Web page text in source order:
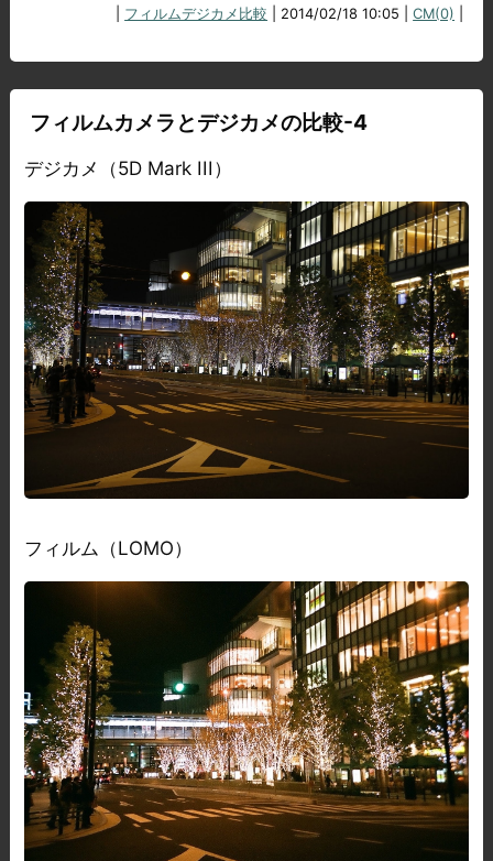
フィルムデジカメ比較 | 2014/02/18 10:05 |CM(0)
フィルムカメラとデジカメの比較-4
デジカメ（5D Mark III）
フィルム（LOMO）